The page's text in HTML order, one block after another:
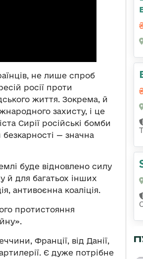
не лише спроб
росії проти
життя. Зокрема, й
захисту, і це
Сирії російські бомби
безкарності — значна
буде відновлено силу
й для багатьох інших
антивоєнна коаліція.
протистояння
Франції, від Данії,
Є дуже потрібне